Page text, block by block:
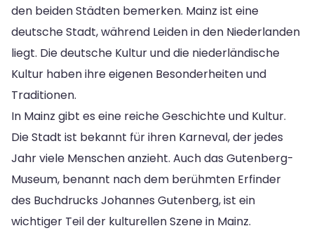
den beiden Städten bemerken. Mainz ist eine
deutsche Stadt, während Leiden in den Niederlanden
liegt. Die deutsche Kultur und die niederländische
Kultur haben ihre eigenen Besonderheiten und
Traditionen.
In Mainz gibt es eine reiche Geschichte und Kultur.
Die Stadt ist bekannt für ihren Karneval, der jedes
Jahr viele Menschen anzieht. Auch das Gutenberg-
Museum, benannt nach dem berühmten Erfinder
des Buchdrucks Johannes Gutenberg, ist ein
wichtiger Teil der kulturellen Szene in Mainz.